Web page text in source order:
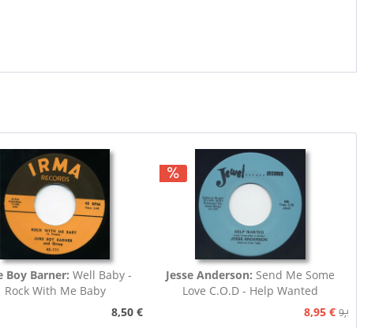
Boy Barner: Well Baby -
Rock With Me Baby
8,50 €
Jesse Anderson: Send Me Some
Love C.O.D - Help Wanted
8,95 € 9,95 €